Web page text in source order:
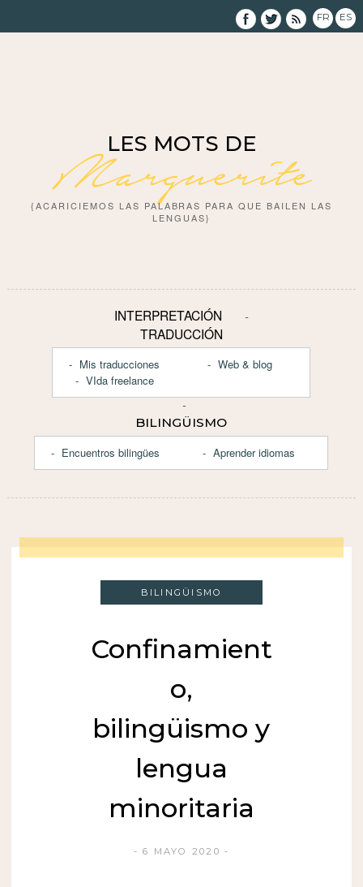
FR ES
LES MOTS DE
Marguerite
{ACARICIEMOS LAS PALABRAS PARA QUE BAILEN LAS
LENGUAS}
INTERPRETACIÓN
TRADUCCIÓN
Mis traducciones
VIda freelance
Web & blog
BILINGÜISMO
Encuentros bilingües
Aprender idiomas
BILINGÜISMO
Confinamient
o,
bilingüismo y
lengua
minoritaria
6 MAYO 2020